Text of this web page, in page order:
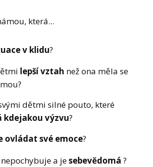
která...
v klidu?
lepší vztah než ona měla se
dětmi silné pouto, které
kdejakou výzvu?
ovládat své emoce?
nepochybuje a jesebevědomá?